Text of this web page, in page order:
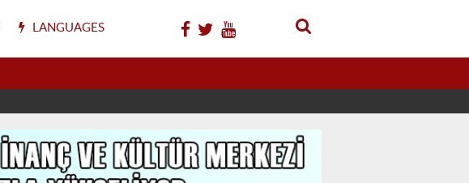
LANGUAGES